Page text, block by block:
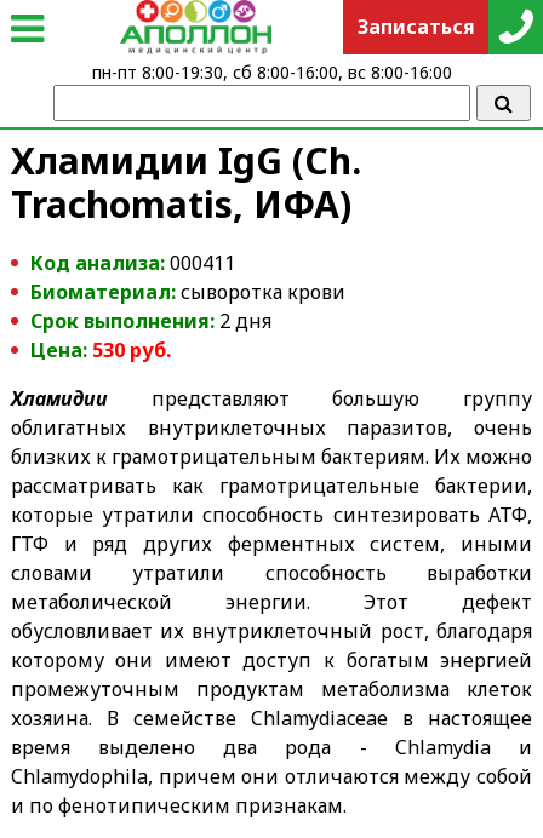
Хламидии IgG (Ch.
Trachomatis, ИФА)
Код анализа:000411
Биоматериал:сыворотка крови
Срок выполнения: 2 дня
Цена: 530руб.
Хламидиипредставляют большую группу
облигатных внутриклеточных паразитов, очень
близких к грамотрицательным бактериям. Их можно
рассматривать как грамотрицательные бактерии,
которые утратили способность синтезировать АТФ,
ГТФ и ряд других ферментных систем, иными
словами утратили способность выработки
метаболической энергии. Этот дефект
обусловливает их внутриклеточный рост, благодаря
которому они имеют доступ к богатым энергией
промежуточным продуктам метаболизма клеток
хозяина. В семействе Chlamydiaceae в настоящее
время выделено два рода - Chlamydia и
Chlamydophila, причем они отличаются между собой
и по фенотипическим признакам.
Записаться
пн-пт 8:00-19:30, сб 8:00-16:00, вс 8:00-16:00